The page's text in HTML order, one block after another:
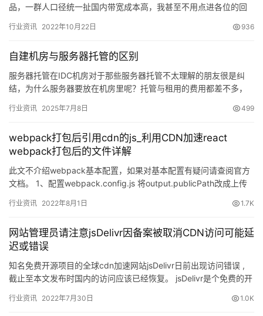
品，一群人口径统一扯国内带宽成本高，我甚至不用点进各位的回
…
行业资讯 2022年10月22日 936
自建机房与服务器托管的区别
服务器托管在IDC机房对于那些服务器托管不太理解的朋友很是纠
结，为什么服务器要放在机房里呢？托管与租用的费用都差不多，
行业资讯 2025年7月8日 499
webpack打包后引用cdn的js_利用CDN加速react
webpack打包后的文件详解
此文不介绍webpack基本配置，如果对基本配置有疑问请查阅官方
文档。 1、配置webpack.config.js 将output.publicPath改成上传
行业资讯 2022年8月1日 1.7K
网站管理员请注意jsDelivr因备案被取消CDN访问可能延
迟或错误
知名免费开源项目的全球cdn加速网站jsDelivr日前出现访问错误 ,
截止至本文发布时国内的访问应该已经恢复。 jsDelivr是个免费的开
行业资讯 2022年7月30日 1.0K